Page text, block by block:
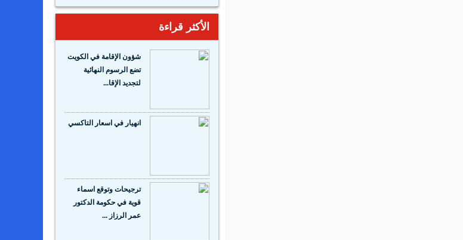
الأكثر قراءة
شؤون الإقامة في الكويت
تضع الرسوم النهائية
لتجديد الإقا...
انهيار في اسعار التاكسي
ترجيحات وتوقع اسماء
قوية في حكومة الدكتور
عمر الرزاز ...